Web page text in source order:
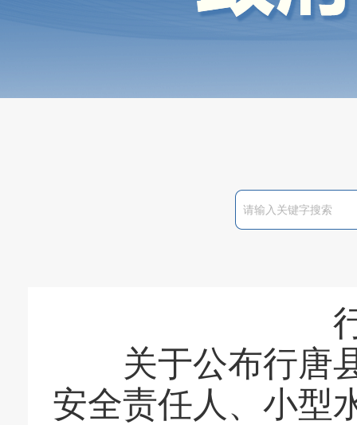
关于公布行唐
安全责任人、小型